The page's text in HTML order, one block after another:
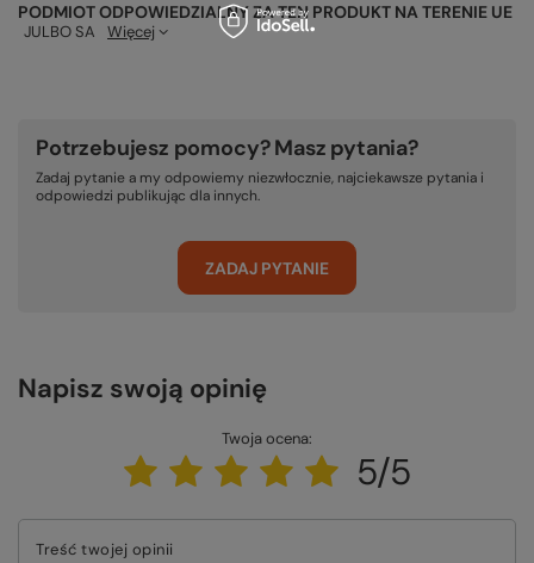
PODMIOT ODPOWIEDZIALNY ZA TEN PRODUKT NA TERENIE UE
JULBO SA Więcej
Potrzebujesz pomocy? Masz pytania?
Zadaj pytanie a my odpowiemy niezwłocznie, najciekawsze pytania i
odpowiedzi publikując dla innych.
ZADAJ PYTANIE
Napisz swoją opinię
Twoja ocena:
5/5
Treść twojej opinii